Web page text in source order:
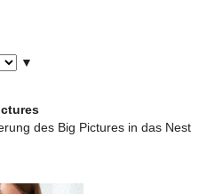
▼
des Big Pictures in das Nest